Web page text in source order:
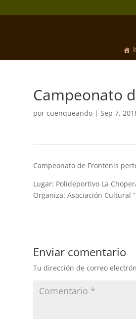
Campeonato
porcuenqueando |Sep 7,
Campeonato de Frontenis
Lugar: Polideportivo La
Organiza: Asociación Cultural
Enviar comentario
Tu dirección de correo